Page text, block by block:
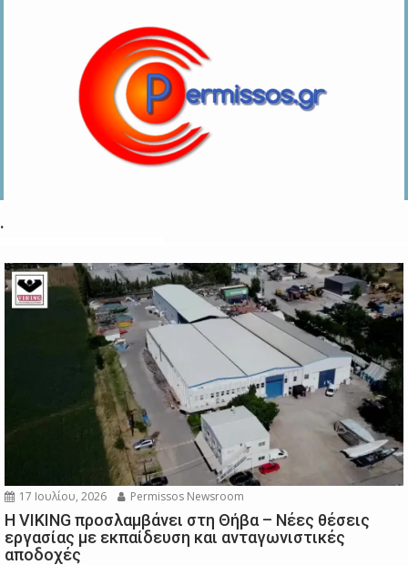
.
17 Ιουλίου, 2026 Permissos Newsroom
Η VIKING προσλαμβάνει στη Θήβα – Νέες θέσεις
εργασίας με εκπαίδευση και ανταγωνιστικές
αποδοχές